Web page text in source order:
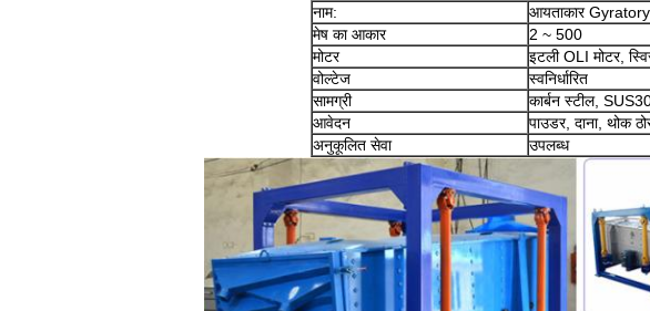
नाम:
आयताकार Gyratory
मेष का आकार
2 ~ 500
मोटर
इटली OLI मोटर,
वोल्टेज
स्वनिर्धारित
सामग्री
कार्बन स्टील,
आवेदन
पाउडर, दाना, थोक
अनुकूलित सेवा
उपलब्ध